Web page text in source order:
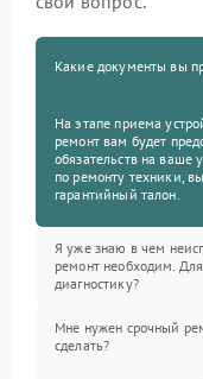
Какие документы вы
На этапе приема
ремонт вам будет
обязательств на ваше
по ремонту техники,
гарантийный талон.
Я уже знаю в чем
ремонт необходим.
диагностику?
Мне нужен срочный
сделать?